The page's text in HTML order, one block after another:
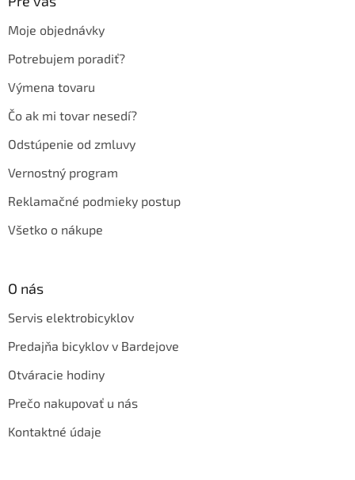
Moje objednávky
Potrebujem poradiť?
Výmena tovaru
Čo ak mi tovar nesedí?
Odstúpenie od zmluvy
Vernostný program
Reklamačné podmieky postup
Všetko o nákupe
O nás
Servis elektrobicyklov
Predajňa bicyklov v Bardejove
Otváracie hodiny
Prečo nakupovať u nás
Kontaktné údaje